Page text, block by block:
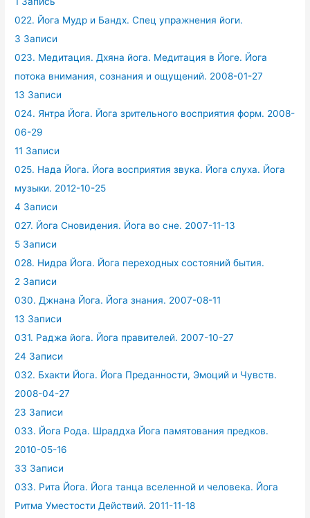
022. Йога Мудр и Бандх. Спец упражнения йоги.
3 Записи
023. Медитация. Дхяна йога. Медитация в Йоге. Йога
потока внимания, сознания и ощущений. 2008-01-27
13 Записи
024. Янтра Йога. Йога зрительного восприятия форм. 2008-
06-29
11 Записи
025. Нада Йога. Йога восприятия звука. Йога слуха. Йога
музыки. 2012-10-25
4 Записи
027. Йога Сновидения. Йога во сне. 2007-11-13
5 Записи
028. Нидра Йога. Йога переходных состояний бытия.
2 Записи
030. Джнана Йога. Йога знания. 2007-08-11
13 Записи
031. Раджа йога. Йога правителей. 2007-10-27
24 Записи
032. Бхакти Йога. Йога Преданности, Эмоций и Чувств.
2008-04-27
23 Записи
033. Йога Рода. Шраддха Йога памятования предков.
2010-05-16
33 Записи
033. Рита Йога. Йога танца вселенной и человека. Йога
Ритма Уместости Действий. 2011-11-18